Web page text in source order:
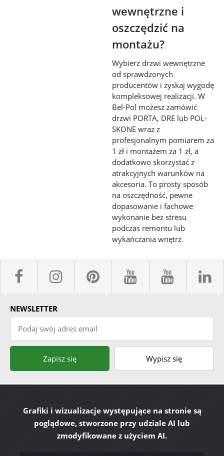
wewnętrzne i
oszczędzić na
montażu?
Wybierz drzwi wewnętrzne
od sprawdzonych
producentów i zyskaj wygodę
kompleksowej realizacji. W
Bel-Pol możesz zamówić
drzwi PORTA, DRE lub POL-
SKONE wraz z
profesjonalnym pomiarem za
1 zł i montażem za 1 zł, a
dodatkowo skorzystać z
atrakcyjnych warunków na
akcesoria. To prosty sposób
na oszczędność, pewne
dopasowanie i fachowe
wykonanie bez stresu
podczas remontu lub
wykańczania wnętrz.
Facebookinstagram
pinterest
youtube
NEWSLETTER
Podaj swój adres email
Zapisz się Wypisz się
Grafiki i wizualizacje występujące na stronie są
poglądowe, stworzone przy udziale AI lub
zmodyfikowane z użyciem AI.